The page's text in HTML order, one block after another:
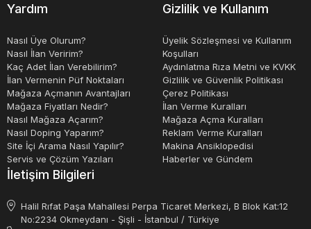
Yardım
Nasıl Üye Olurum?
Nasıl İlan Veririm?
Kaç Adet İlan Verebilirim?
İlan Vermenin Püf Noktaları
Mağaza Açmanın Avantajları
Mağaza Fiyatları Nedir?
Nasıl Mağaza Açarım?
Nasıl Doping Yaparım?
Site İçi Arama Nasıl Yapılır?
Servis ve Çözüm Yazıları
Gizlilik ve Kullanım
Üyelik Sözleşmesi ve Kullanım
Koşulları
Aydınlatma Rıza Metni ve KVKK
Gizlilik ve Güvenlik Politikası
Çerez Politikası
İlan Verme Kuralları
Mağaza Açma Kuralları
Reklam Verme Kuralları
Makina Ansiklopedisi
Haberler ve Gündem
İletişim Bilgileri
Halil Rıfat Paşa Mahallesi Perpa Ticaret Merkezi, B Blok Kat:12
No:2234 Okmeydanı - Şişli - İstanbul / Türkiye